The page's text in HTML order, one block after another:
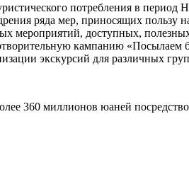
потребления в период
ряда мер, приносящих
мероприятий, доступных,
кампанию
экскурсий для различных
360 миллионов юаней